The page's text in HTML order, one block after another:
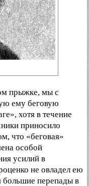
прыжке, мы с
ему беговую
хотя в течение
приносило
что «беговая»
особой
усилий в
не овладел ею
большие перепады в